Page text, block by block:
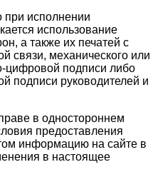
при исполнении
использование
а также их печатей с
связи, механического или
цифровой подписи либо
подписи руководителей и
в одностороннем
предоставления
информацию на сайте в
в настоящее